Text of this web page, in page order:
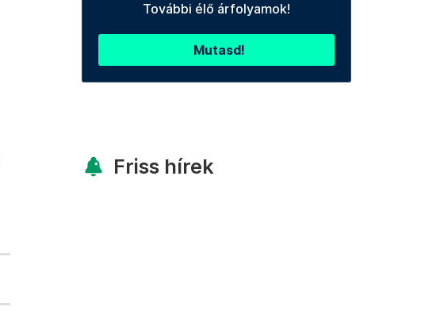
További élő árfolyamok!
Mutasd!
Friss hírek